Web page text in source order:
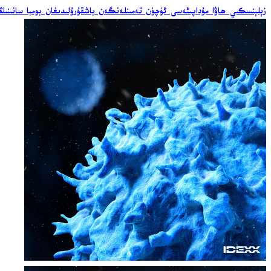
زېلېنسكىي ھاۋا مۇداپىئەسى ئۈچۈن تەمىنلەنگەن باشقۇرۇلىدىغان بومبا سانىنىڭ